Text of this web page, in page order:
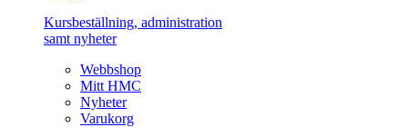
Kursbeställning, administration
samt nyheter
Webbshop
Mitt HMC
Nyheter
Varukorg